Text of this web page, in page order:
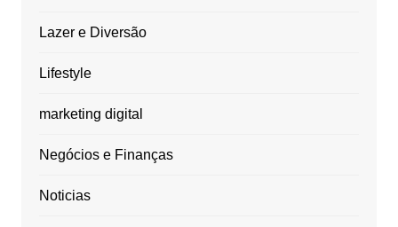
Lazer e Diversão
Lifestyle
marketing digital
Negócios e Finanças
Noticias